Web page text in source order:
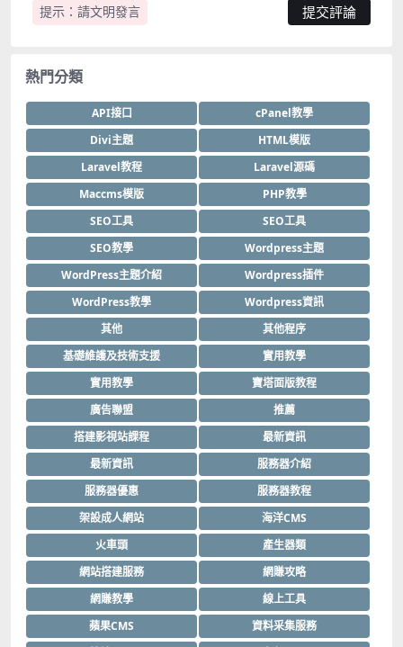
提示：請文明發言
熱門分類
API接口
cPanel教學
Divi主題
HTML模版
Laravel教程
Laravel源碼
Maccms模版
PHP教學
SEO工具
SEO工具
SEO教學
Wordpress主題
WordPress主題介紹
Wordpress插件
WordPress教學
Wordpress資訊
其他
其他程序
基礎維護及技術支援
實用教學
實用教學
寶塔面版教程
廣告聯盟
推薦
搭建影視站課程
最新資訊
最新資訊
服務器介紹
服務器優惠
服務器教程
架設成人網站
海洋CMS
火車頭
產生器類
網站搭建服務
網賺攻略
網賺教學
線上工具
蘋果CMS
資料采集服務